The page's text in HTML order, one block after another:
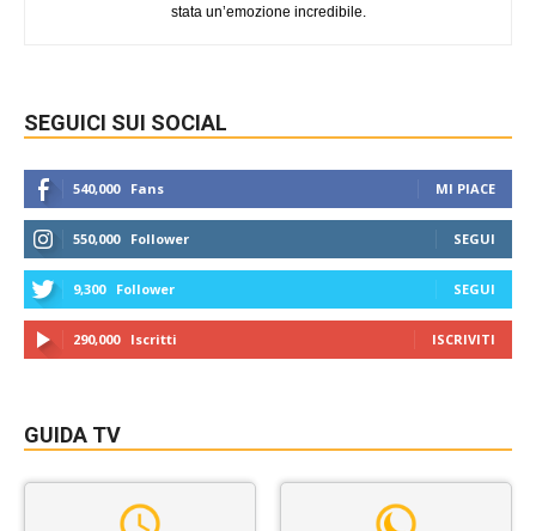
stata un’emozione incredibile.
SEGUICI SUI SOCIAL
540,000 Fans MI PIACE
550,000 Follower SEGUI
9,300 Follower SEGUI
290,000 Iscritti ISCRIVITI
GUIDA TV